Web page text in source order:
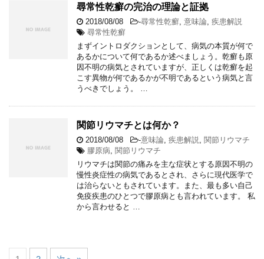
尋常性乾癬の完治の理論と証拠
2018/08/08 -尋常性乾癬 意味論 疾患解説
尋常性乾癬
まずイントロダクションとして、病気の本質が何で
あるかについて何であるか述べましょう。乾癬も原
因不明の病気とされていますが、正しくは乾癬を起
こす異物が何であるかが不明であるという病気と言
うべきでしょう。 …
関節リウマチとは何か？
2018/08/08 -意味論 疾患解説
関節リウマチ
膠原病 関節リウマチ
リウマチは関節の痛みを主な症状とする原因不明の
慢性炎症性の病気であるとされ、さらに現代医学で
は治らないともされています。また、最も多い自己
免疫疾患のひとつで膠原病とも言われています。 私
から言わせると …